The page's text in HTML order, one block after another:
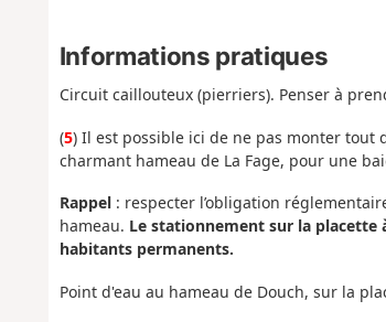
Informations pratiques
Circuit caillouteux (pierriers). Penser à
(5) Il est possible ici de ne pas monter tout
charmant hameau de La Fage, pour une
Rappel: respecter l’obligation
hameau. Le stationnement sur la placette
habitants permanents.
Point d'eau au hameau de Douch, sur la